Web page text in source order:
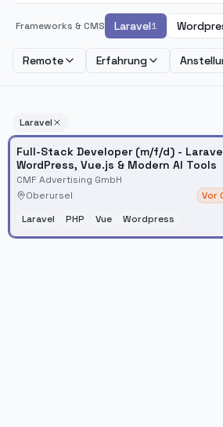
Frameworks & CMS Laravel1
Remote Erfahrung
Laravel
Full-Stack Developer (m/f/d) -
WordPress, Vue.js & Modern AI Tools
CMF Advertising GmbH
Oberursel
Vor
Laravel PHP Vue Wordpress